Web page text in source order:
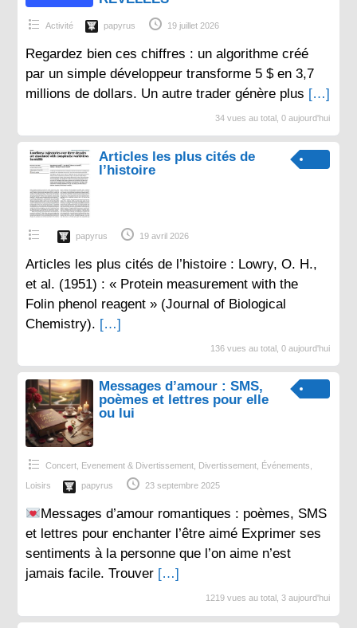
Activité papyrus 19 juillet 2026
Regardez bien ces chiffres : un algorithme créé
par un simple développeur transforme 5 $ en 3,7
millions de dollars. Un autre trader génère plus […]
34 vues au total, 0 aujourd'hui
Articles les plus cités de
l’histoire
papyrus 19 avril 2026
Articles les plus cités de l’histoire : Lowry, O. H.,
et al. (1951) : « Protein measurement with the
Folin phenol reagent » (Journal of Biological
Chemistry). […]
136 vues au total, 0 aujourd'hui
Messages d’amour : SMS,
poèmes et lettres pour elle
ou lui
Concert, Evenement & Divertissement, Divertissement, Événements,
Loisirs papyrus 23 septembre 2025
Messages d’amour romantiques : poèmes, SMS
et lettres pour enchanter l’être aimé Exprimer ses
sentiments à la personne que l’on aime n’est
jamais facile. Trouver […]
1219 vues au total, 3 aujourd'hui